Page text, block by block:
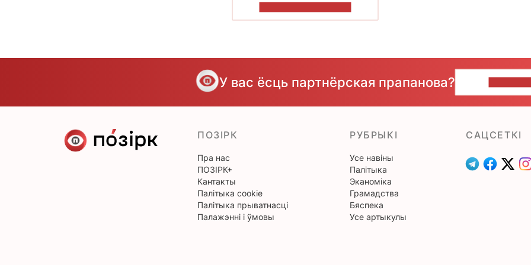
У вас ёсць партнёрская прапанова?
ПОЗІРК
Пра нас
ПОЗІРК+
Кантакты
Палітыка cookie
Палітыка прыватнасці
Палажэнні і ўмовы
РУБРЫКІ
Усе навіны
Палітыка
Эканоміка
Грамадства
Бяспека
Усе артыкулы
САЦСЕТКІ